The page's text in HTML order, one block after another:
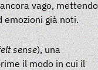
vago, mettendo
già noti.
sense), una
il modo in cui il